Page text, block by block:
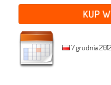
KUP
7 grudnia